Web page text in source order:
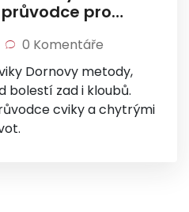
pro
0 Komentáře
Dornovy metody,
bolestí zad i kloubů.
cviky a chytrými